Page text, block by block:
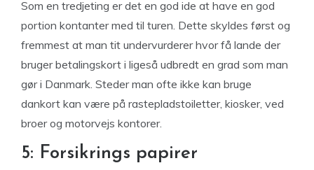
Som en tredjeting er det en god ide at have en god
portion kontanter med til turen. Dette skyldes først og
fremmest at man tit undervurderer hvor få lande der
bruger betalingskort i ligeså udbredt en grad som man
gør i Danmark. Steder man ofte ikke kan bruge
dankort kan være på rastepladstoiletter, kiosker, ved
broer og motorvejs kontorer.
5: Forsikrings papirer